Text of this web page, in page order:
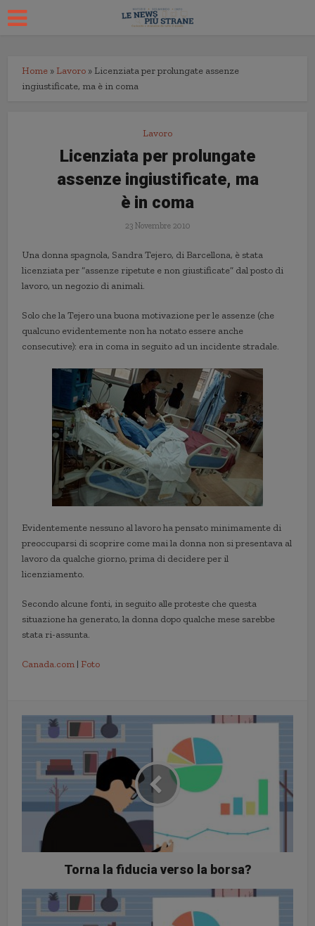
Home » Lavoro » Licenziata per prolungate assenze
ingiustificate, ma è in coma
Lavoro
Licenziata per prolungate
assenze ingiustificate, ma
è in coma
23 Novembre 2010
Una donna spagnola, Sandra Tejero, di Barcellona, è stata
licenziata per “assenze ripetute e non giustificate” dal posto di
lavoro, un negozio di animali.
Solo che la Tejero una buona motivazione per le assenze (che
qualcuno evidentemente non ha notato essere anche
consecutive): era in coma in seguito ad un incidente stradale.
Evidentemente nessuno al lavoro ha pensato minimamente di
preoccuparsi di scoprire come mai la donna non si presentava al
lavoro da qualche giorno, prima di decidere per il
licenziamento.
Secondo alcune fonti, in seguito alle proteste che questa
situazione ha generato, la donna dopo qualche mese sarebbe
stata ri-assunta.
Canada.com | Foto
Torna la fiducia verso la borsa?